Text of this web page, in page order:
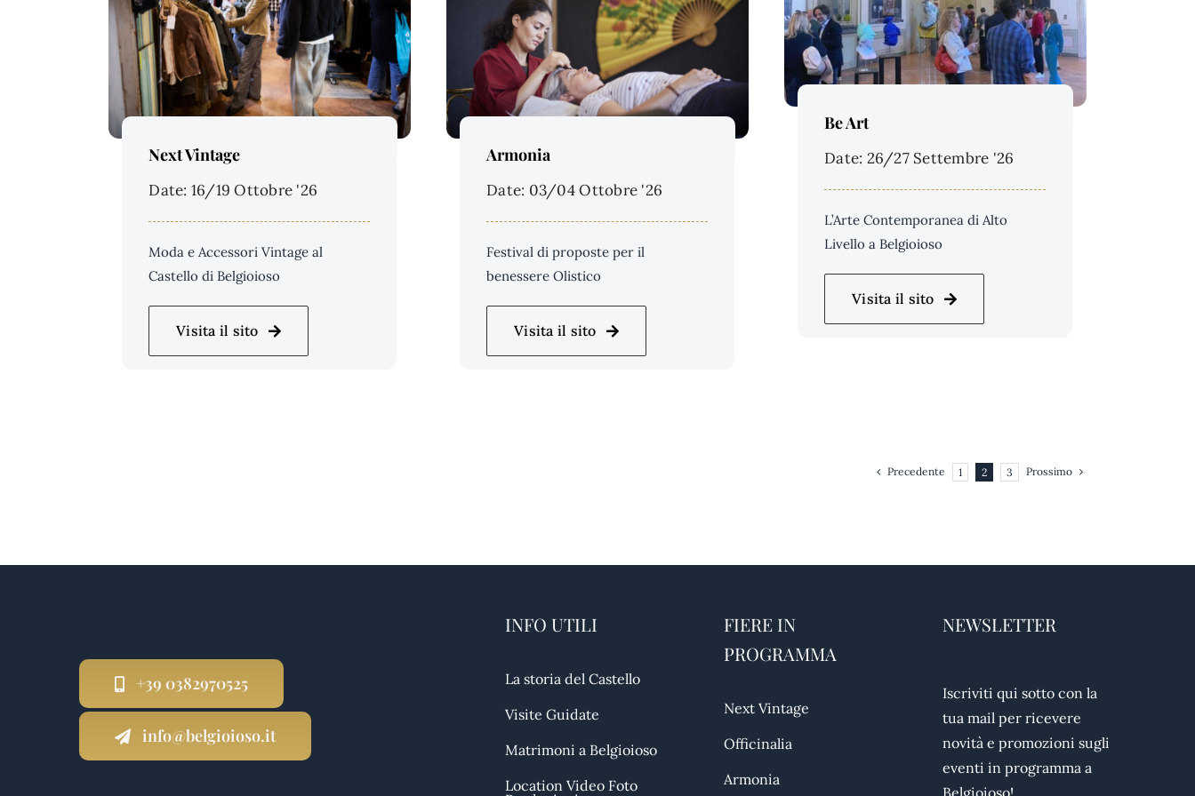
Next Vintage
Date: 16/19 Ottobre '26
Moda e Accessori Vintage al
Castello di Belgioioso
Visita il sito
Armonia
Date: 03/04 Ottobre '26
Festival di proposte per il
benessere Olistico
Visita il sito
Be Art
Date: 26/27 Settembre '26
L’Arte Contemporanea di Alto
Livello a Belgioioso
Visita il sito
Precedente 1 2 3 Prossimo
+39 0382970525
info@belgioioso.it
INFO UTILI
La storia del Castello
Visite Guidate
Matrimoni a Belgioioso
Location Video Foto
FIERE IN
PROGRAMMA
Next Vintage
Officinalia
Armonia
NEWSLETTER
Iscriviti qui sotto con la
tua mail per ricevere
novità e promozioni sugli
eventi in programma a